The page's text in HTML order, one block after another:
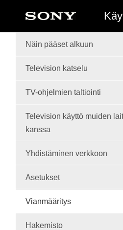
Näin pääset alkuun
Television katselu
TV-ohjelmien taltiointi
Television käyttö muiden
kanssa
Yhdistäminen verkkoon
Asetukset
Vianmääritys
Hakemisto